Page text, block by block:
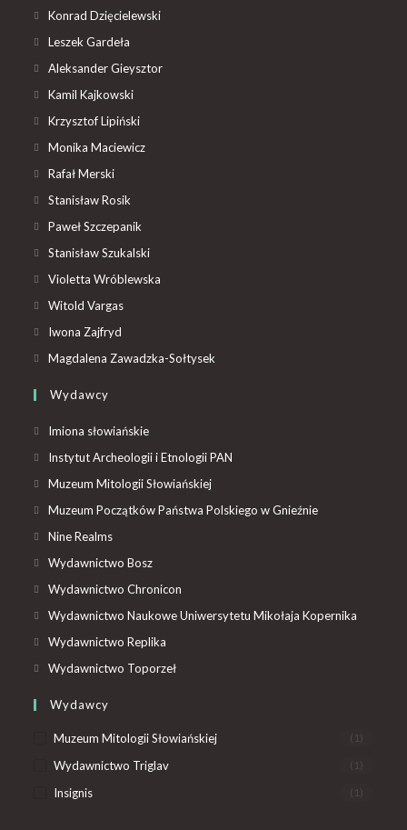
Konrad Dzięcielewski
Leszek Gardeła
Aleksander Gieysztor
Kamil Kajkowski
Krzysztof Lipiński
Monika Maciewicz
Rafał Merski
Stanisław Rosik
Paweł Szczepanik
Stanisław Szukalski
Violetta Wróblewska
Witold Vargas
Iwona Zajfryd
Magdalena Zawadzka-Sołtysek
Wydawcy
Imiona słowiańskie
Instytut Archeologii i Etnologii PAN
Muzeum Mitologii Słowiańskiej
Muzeum Początków Państwa Polskiego w Gnieźnie
Nine Realms
Wydawnictwo Bosz
Wydawnictwo Chronicon
Wydawnictwo Naukowe Uniwersytetu Mikołaja Kopernika
Wydawnictwo Replika
Wydawnictwo Toporzeł
Wydawcy
Muzeum Mitologii Słowiańskiej (1)
Wydawnictwo Triglav (1)
Insignis (1)